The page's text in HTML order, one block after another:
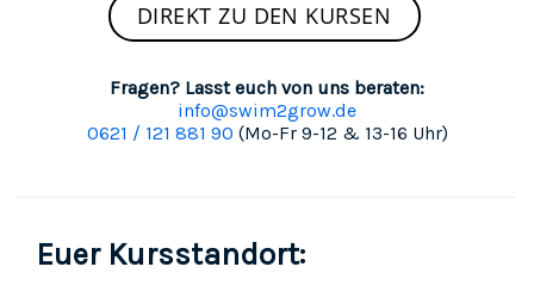
DIREKT ZU DEN KURSEN
Fragen? Lasst euch von uns beraten:
info@swim2grow.de
0621 / 121 881 90 (Mo-Fr 9-12 & 13-16 Uhr)
Euer Kursstandort: